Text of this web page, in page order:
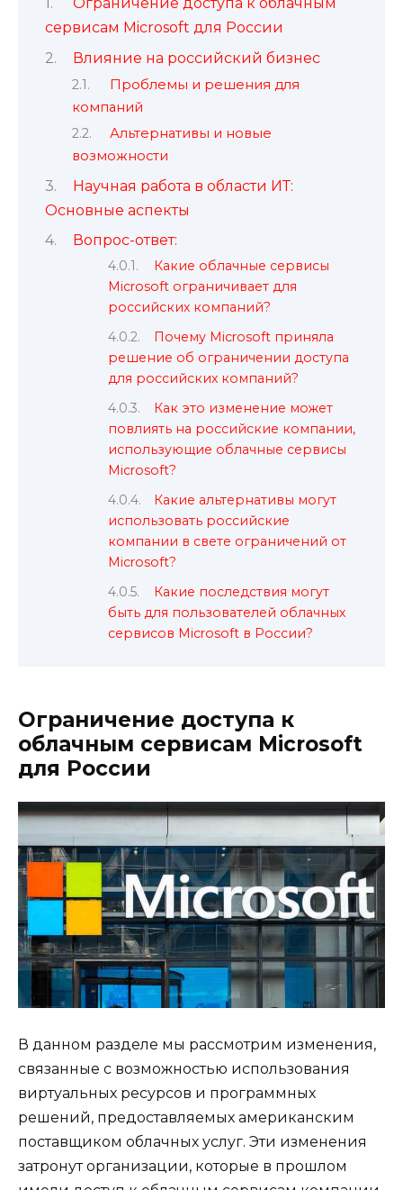
сервисам Microsoft для России
Влияние на российский бизнес
Проблемы и решения для
компаний
Альтернативы и новые
возможности
Научная работа в области ИТ:
Основные аспекты
Вопрос-ответ:
Какие облачные сервисы
Microsoft ограничивает для
российских компаний?
Почему Microsoft приняла
решение об ограничении доступа
для российских компаний?
Как это изменение может
повлиять на российские компании,
использующие облачные сервисы
Microsoft?
Какие альтернативы могут
использовать российские
компании в свете ограничений от
Microsoft?
Какие последствия могут
быть для пользователей облачных
сервисов Microsoft в России?
Ограничение доступа к
облачным сервисам Microsoft
для России
В данном разделе мы рассмотрим изменения,
связанные с возможностью использования
виртуальных ресурсов и программных
решений, предоставляемых американским
поставщиком облачных услуг. Эти изменения
затронут организации, которые в прошлом